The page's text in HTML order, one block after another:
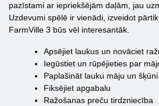
pazīstami ar iepriekšējām daļām, jau
Uzdevumi spēlē ir vienādi, izveidot
FarmVille 3 būs vēl interesantāk.
Apsējiet laukus un novāciet
Iegūstiet un rūpējieties par
Paplašināt lauku māju un šķūni
Fiksējiet apgabalu
Ražošanas preču tirdzniecība